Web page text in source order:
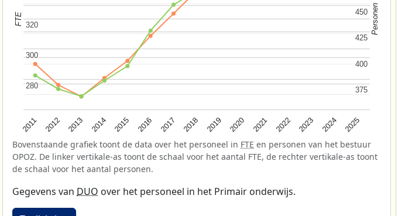
2011 2012 2013 2014 2015 2016 2017 2018 2019 2020 2021 2022 2023 2024 2025
280
280
300
300
320
320
375
375
400
400
425
425
450
450
FTE Personen
Bovenstaande grafiek toont de data over het personeel in FTE en personen van het bestuur
OPOZ. De linker vertikale-as toont de schaal voor het aantal FTE, de rechter vertikale-as toont
de schaal voor het aantal personen.
Gegevens van DUO over het personeel in het Primair onderwijs.